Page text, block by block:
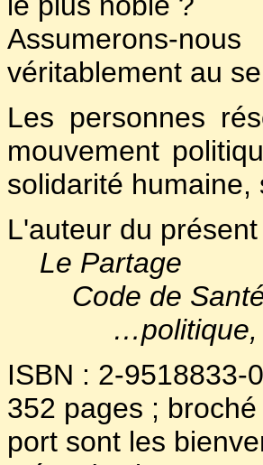
Assumerons-
véritablement au
Les personnes
mouvement
solidarité
L'auteur du
Le Partage
Code de
…politique,
ISBN : 2-9518833-
352 pages ;
port sont les